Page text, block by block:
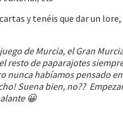
y tenéis que dar un
de Murcia, el Gran
resto de paparajotes
habíamos pensado en
Suena bien, no??
😀